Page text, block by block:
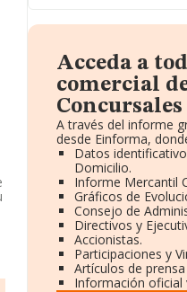
Acceda a
comercial
Concursales
A través del informe
desde Einforma,
Datos
Domicilio.
Informe Mercantil
Gráficos de
Consejo de
Directivos y
Accionistas.
Participaciones y
Artículos de
Información oficial